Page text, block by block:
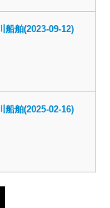
船舶(2023-09-12)
船舶(2025-02-16)